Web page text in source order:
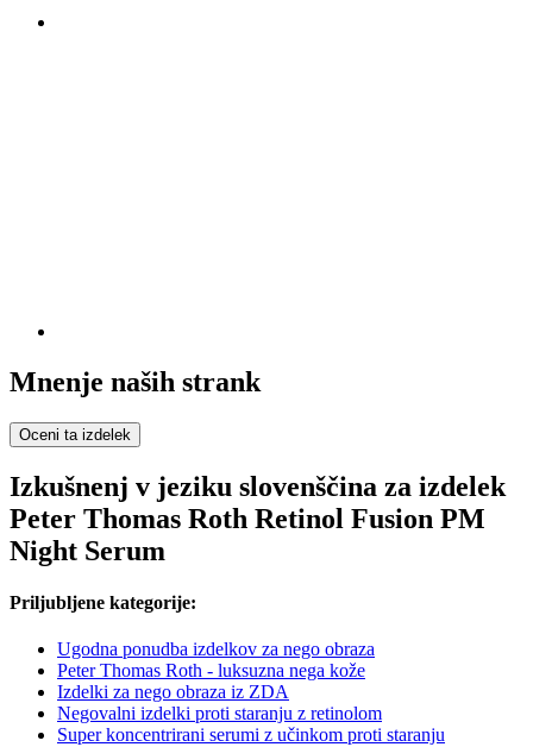
Mnenje naših strank
Oceni ta izdelek
Izkušnenj v jeziku slovenščina za izdelek
Peter Thomas Roth Retinol Fusion PM
Night Serum
Priljubljene kategorije:
Ugodna ponudba izdelkov za nego obraza
Peter Thomas Roth - luksuzna nega kože
Izdelki za nego obraza iz ZDA
Negovalni izdelki proti staranju z retinolom
Super koncentrirani serumi z učinkom proti staranju